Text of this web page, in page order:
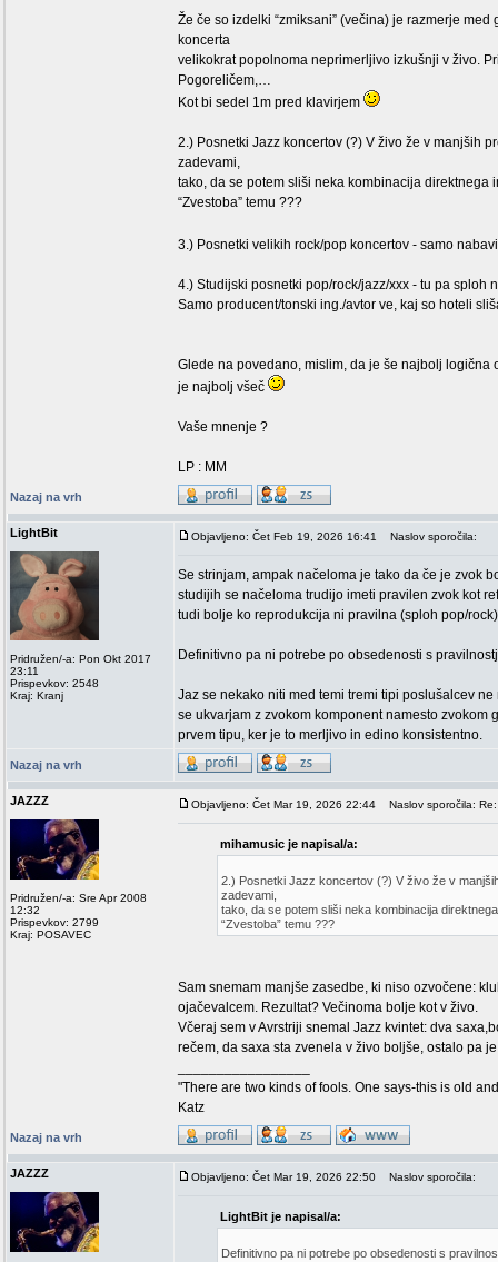
Že če so izdelki “zmiksani” (večina) je razmerje
koncerta
velikokrat popolnoma neprimerljivo izkušnji v živo.
Pogoreličem,…
Kot bi sedel 1m pred klavirjem
2.) Posnetki Jazz koncertov (?) V živo že v manjših
zadevami,
tako, da se potem sliši neka kombinacija
“Zvestoba” temu ???
3.) Posnetki velikih rock/pop koncertov - samo
4.) Studijski posnetki pop/rock/jazz/xxx - tu pa sploh
Samo producent/tonski ing./avtor ve, kaj so hoteli
Glede na povedano, mislim, da je še najbolj logična
je najbolj všeč
Vaše mnenje ?
LP : MM
Nazaj na vrh
LightBit
Pridružen/-a: Pon Okt 2017
23:11
Prispevkov: 2548
Kraj: Kranj
Objavljeno: Čet Feb 19, 2026 16:41 Naslov sporočila:
Se strinjam, ampak načeloma je tako da če je zvok
studijih se načeloma trudijo imeti pravilen zvok kot
tudi bolje ko reprodukcija ni pravilna (sploh pop/
Definitivno pa ni potrebe po obsedenosti s
Jaz se nekako niti med temi tremi tipi poslušalcev
se ukvarjam z zvokom komponent namesto
prvem tipu, ker je to merljivo in edino konsistentno.
Nazaj na vrh
JAZZZ
Pridružen/-a: Sre Apr 2008
12:32
Prispevkov: 2799
Kraj: POSAVEC
Objavljeno: Čet Mar 19, 2026 22:44 Naslov sporočila: Re:
mihamusic je napisal/a:
2.) Posnetki Jazz koncertov (?) V živo že v
zadevami,
tako, da se potem sliši neka kombinacija
“Zvestoba” temu ???
Sam snemam manjše zasedbe, ki niso ozvočene:
ojačevalcem. Rezultat? Večinoma bolje kot v živo.
Včeraj sem v Avrstriji snemal Jazz kvintet: dva
rečem, da saxa sta zvenela v živo boljše, ostalo pa
"There are two kinds of fools. One says-this is old
Katz
Nazaj na vrh
JAZZZ Objavljeno: Čet Mar 19, 2026 22:50 Naslov sporočila:
LightBit je napisal/a:
Definitivno pa ni potrebe po obsedenosti s